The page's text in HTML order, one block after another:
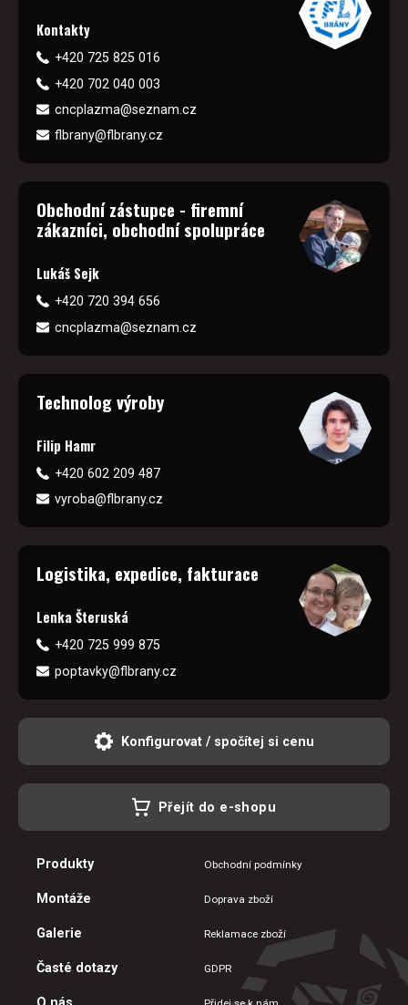
Kontakty
+420 725 825 016
+420 702 040 003
cncplazma@seznam.cz
flbrany@flbrany.cz
Obchodní zástupce - firemní
zákazníci, obchodní spolupráce
Lukáš Sejk
+420 720 394 656
cncplazma@seznam.cz
Technolog výroby
Filip Hamr
+420 602 209 487
vyroba@flbrany.cz
Logistika, expedice, fakturace
Lenka Šteruská
+420 725 999 875
poptavky@flbrany.cz
Konfigurovat / spočítej si cenu
Přejít do e-shopu
Produkty
Montáže
Galerie
Časté dotazy
O nás
Obchodní podmínky
Doprava zboží
Reklamace zboží
GDPR